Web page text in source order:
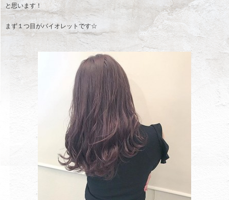
と思います！
まず１つ目がバイオレットです☆